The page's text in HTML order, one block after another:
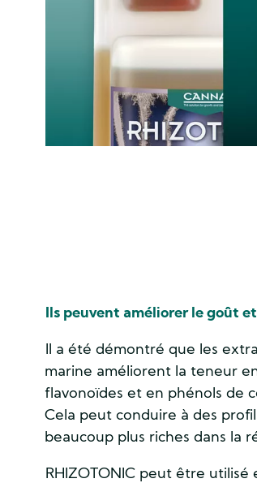
Ils peuvent améliorer le goût
Il a été démontré que les
marine améliorent la teneur
flavonoïdes et en phénols de
Cela peut conduire à des
beaucoup plus riches dans la
RHIZOTONIC peut être utilisé